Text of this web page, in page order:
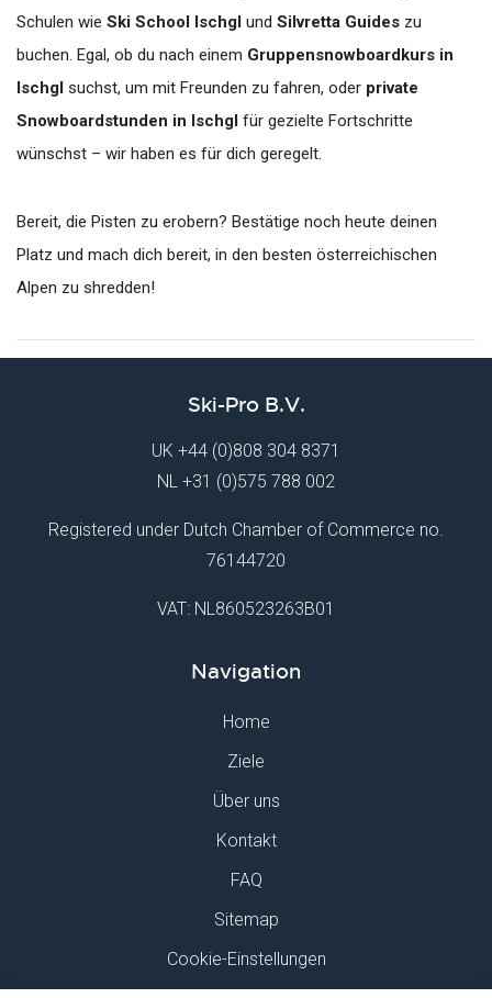
Schulen wie Ski School Ischgl und Silvretta Guides zu
buchen. Egal, ob du nach einem Gruppensnowboardkurs in
Ischgl suchst, um mit Freunden zu fahren, oder private
Snowboardstunden in Ischgl für gezielte Fortschritte
wünschst – wir haben es für dich geregelt.
Bereit, die Pisten zu erobern? Bestätige noch heute deinen
Platz und mach dich bereit, in den besten österreichischen
Alpen zu shredden!
Ski-Pro B.V.
UK +44 (0)808 304 8371
NL +31 (0)575 788 002
Registered under Dutch Chamber of Commerce no.
76144720
VAT: NL860523263B01
Navigation
Home
Ziele
Über uns
Kontakt
FAQ
Sitemap
Cookie-Einstellungen